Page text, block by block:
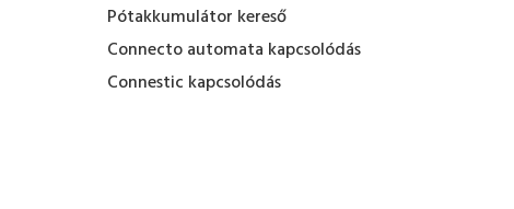
Pótakkumulátor kereső
Connecto automata kapcsolódás
Connestic kapcsolódás